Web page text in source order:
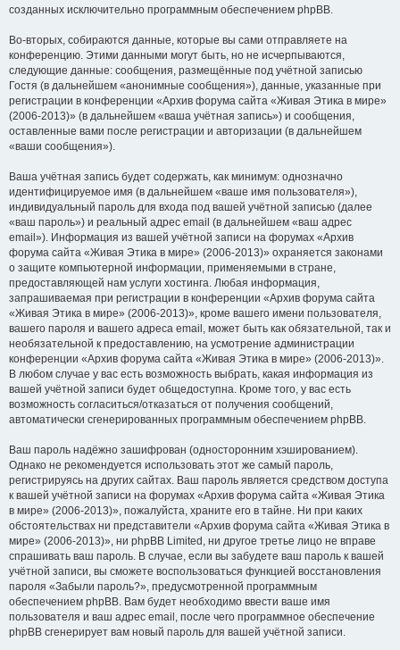
созданных исключительно программным обеспечением phpBB.
Во-вторых, собираются данные, которые вы сами отправляете на
конференцию. Этими данными могут быть, но не исчерпываются,
следующие данные: сообщения, размещённые под учётной записью
Гостя (в дальнейшем «анонимные сообщения»), данные, указанные при
регистрации в конференции «Архив форума сайта «Живая Этика в мире»
(2006-2013)» (в дальнейшем «ваша учётная запись») и сообщения,
оставленные вами после регистрации и авторизации (в дальнейшем
«ваши сообщения»).
Ваша учётная запись будет содержать, как минимум: однозначно
идентифицируемое имя (в дальнейшем «ваше имя пользователя»),
индивидуальный пароль для входа под вашей учётной записью (далее
«ваш пароль») и реальный адрес email (в дальнейшем «ваш адрес
email»). Информация из вашей учётной записи на форумах «Архив
форума сайта «Живая Этика в мире» (2006-2013)» охраняется законами
о защите компьютерной информации, применяемыми в стране,
предоставляющей нам услуги хостинга. Любая информация,
запрашиваемая при регистрации в конференции «Архив форума сайта
«Живая Этика в мире» (2006-2013)», кроме вашего имени пользователя,
вашего пароля и вашего адреса email, может быть как обязательной, так и
необязательной к предоставлению, на усмотрение администрации
конференции «Архив форума сайта «Живая Этика в мире» (2006-2013)».
В любом случае у вас есть возможность выбрать, какая информация из
вашей учётной записи будет общедоступна. Кроме того, у вас есть
возможность согласиться/отказаться от получения сообщений,
автоматически сгенерированных программным обеспечением phpBB.
Ваш пароль надёжно зашифрован (односторонним хэшированием).
Однако не рекомендуется использовать этот же самый пароль,
регистрируясь на других сайтах. Ваш пароль является средством доступа
к вашей учётной записи на форумах «Архив форума сайта «Живая Этика
в мире» (2006-2013)», пожалуйста, храните его в тайне. Ни при каких
обстоятельствах ни представители «Архив форума сайта «Живая Этика в
мире» (2006-2013)», ни phpBB Limited, ни другое третье лицо не вправе
спрашивать ваш пароль. В случае, если вы забудете ваш пароль к вашей
учётной записи, вы сможете воспользоваться функцией восстановления
пароля «Забыли пароль?», предусмотренной программным
обеспечением phpBB. Вам будет необходимо ввести ваше имя
пользователя и ваш адрес email, после чего программное обеспечение
phpBB сгенерирует вам новый пароль для вашей учётной записи.